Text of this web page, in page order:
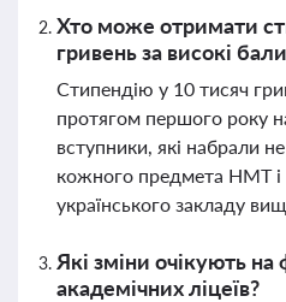
Хто може отримати
гривень за високі
Стипендію у 10 тисяч
протягом першого року
вступники, які набрали
кожного предмета НМТ і
українського закладу
Які зміни очікують
академічних ліцеїв?